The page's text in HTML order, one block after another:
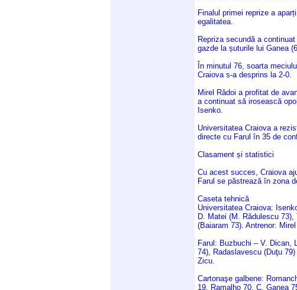
Finalul primei reprize a
egalitatea.
Repriza secundă a
gazde la șuturile lui Ganea
În minutul 76, soarta
Craiova s-a desprins la 2-0.
Mirel Rădoi a profitat de
a continuat să irosească
Isenko.
Universitatea Craiova a
directe cu Farul în 35 de
Clasament și statistici
Cu acest succes, Craiova
Farul se păstrează în zona
Caseta tehnică
Universitatea Craiova:
D. Matei (M. Rădulescu
(Baiaram 73). Antrenor: Mirel
Farul: Buzbuchi – V. Dican,
74), Radaslavescu (Duţu
Zicu.
Cartonaşe galbene:
19, Ramalho 70, C. Ganea